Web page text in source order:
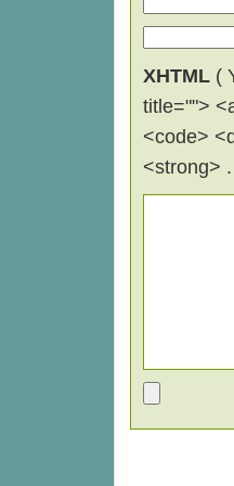
XHTML (
title="">
<code>
<strong> .